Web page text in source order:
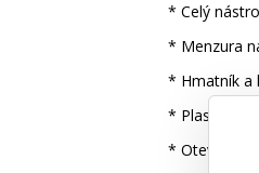
* Celý
* Menzura
* Hmatník a
* Plastové
* Otevřená